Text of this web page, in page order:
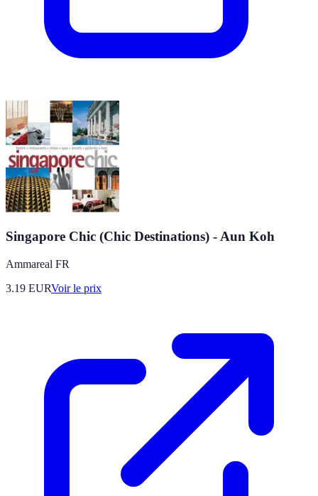
Singapore Chic (Chic Destinations) - Aun Koh
Ammareal FR
3.19 EURVoir le prix